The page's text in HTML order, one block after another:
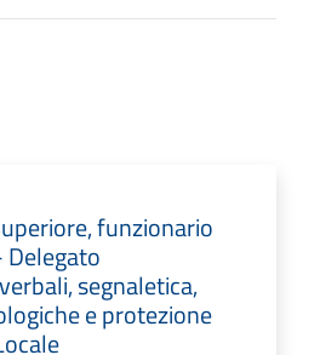
funzionario
Delegato
segnaletica,
e protezione